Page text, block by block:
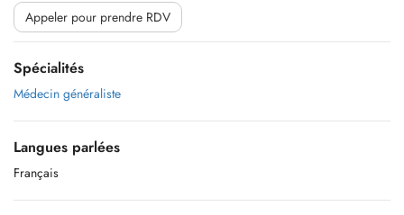
Appeler pour prendre RDV
Spécialités
Médecin généraliste
Langues parlées
Français